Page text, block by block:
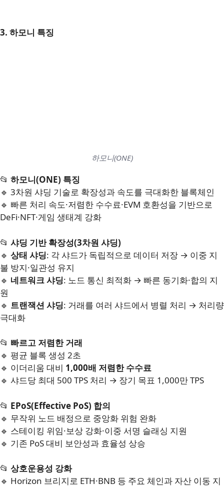
3. 하모니 특징
하모니(ONE)
📂 하모니(ONE) 특징
🔹 3차원 샤딩 기술로 확장성과 속도를 극대화한 블록체인
🔹 빠른 처리 속도·저렴한 수수료·EVM 호환성을 기반으로
DeFi·NFT·게임 생태계 강화
📂 샤딩 기반 확장성(3차원 샤딩)
🔹 상태 샤딩: 각 샤드가 독립적으로 데이터 저장 → 이중 지
불 방지·일관성 유지
🔹 네트워크 샤딩: 노드 통신 최적화 → 빠른 동기화·합의 지
원
🔹 트랜잭션 샤딩: 거래를 여러 샤드에서 병렬 처리 → 처리량
극대화
📂 빠르고 저렴한 거래
🔹 평균 블록 생성 2초
🔹 이더리움 대비 1,000배 저렴한 수수료
🔹 샤드당 최대 500 TPS 처리 → 장기 목표 1,000만 TPS
📂 EPoS(Effective PoS) 합의
🔹 무작위 노드 배정으로 중앙화 위험 완화
🔹 스테이킹 위임·보상 강화·이중 서명 슬래싱 지원
🔹 기존 PoS 대비 보안성과 효율성 상승
📂 상호운용성 강화
🔹 Horizon 브리지로 ETH·BNB 등 주요 체인과 자산 이동 지